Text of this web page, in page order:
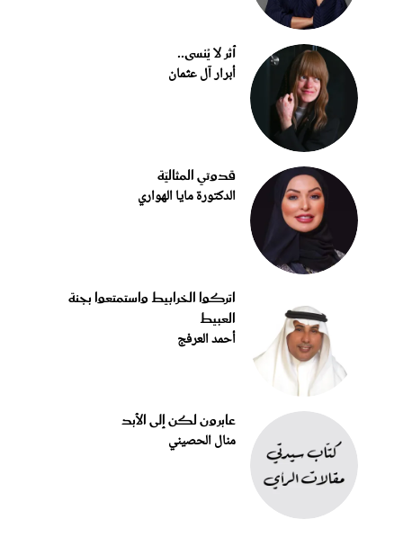
أثر لا يُنسى..
أبرار آل عثمان
قدوتي المثاليّة
الدكتورة مايا الهواري
اتركوا الخرابيط واستمتعوا بجنة
العبيط
أحمد العرفج
عابرون لكن إلى الأبد
منال الحصيني